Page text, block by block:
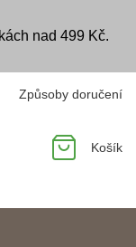
nad 499 Kč.
Způsoby doručení
Košík